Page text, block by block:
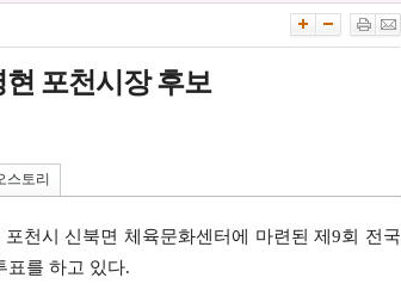
포천시, 청년 낙농인과 폭염 극..
지부, ..
포천동 유관 단체, 지역 주민 위..
사..
포천시종합사회복지관, 지역주민..
포천시장 후보
스토리
천시 신북면 체육문화센터에 마련된 제9회 전국
표를 하고 있다.